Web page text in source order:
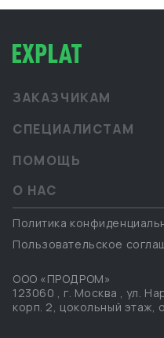
ЗАКАЗЧИКАМ
СПЕЦИАЛИСТАМ
ПОМОЩЬ
О НАС
Политика
Пользовательское
ООО «ПРОДРОМ»
123060 , г. Москва , ул.
корп. 2, цокольный этаж,